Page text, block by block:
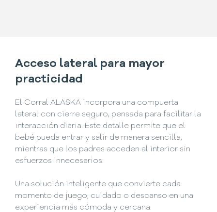
Acceso lateral para mayor
practicidad
El Corral ALASKA incorpora una compuerta
lateral con cierre seguro, pensada para facilitar la
interacción diaria. Este detalle permite que el
bebé pueda entrar y salir de manera sencilla,
mientras que los padres acceden al interior sin
esfuerzos innecesarios.
Una solución inteligente que convierte cada
momento de juego, cuidado o descanso en una
experiencia más cómoda y cercana.